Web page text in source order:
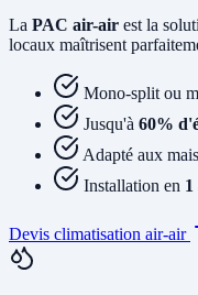
La PAC air-air est la
locaux maîtrisent
Mono-split ou
Jusqu'à 60%
Adapté aux
Installation en 1
Devis climatisation air-air